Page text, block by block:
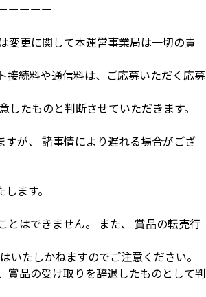
ーーーー
変更に関して本運営事業局は一切の責
接続料や通信料は、ご応募いただく応募
たものと判断させていただきます。
が、 諸事情により遅れる場合がござ
ます。
とはできません。 また、 賞品の転売行
たしかねますのでご注意ください。
賞品の受け取りを辞退したものとして判